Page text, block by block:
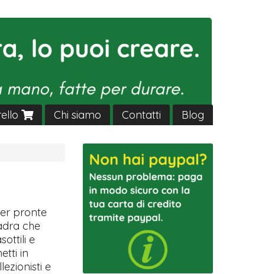
Chi siamo Contatti Blog
pronte
che
e
in
e